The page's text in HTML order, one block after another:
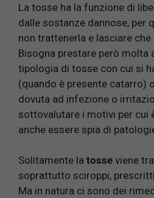
La tosse ha la funzione di
dalle sostanze dannose, per
non trattenerla e lasciare
Bisogna prestare però molta
tipologia di tosse con cui si
(quando è presente catarro)
dovuta ad infezione o
sottovalutare i motivi per cui
anche essere spia di
Solitamente la tosse viene
soprattutto sciroppi,
Ma in natura ci sono dei